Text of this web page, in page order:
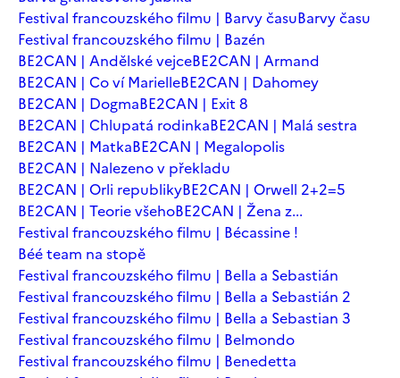
Festival francouzského filmu | Barvy časuBarvy času
Festival francouzského filmu | Bazén
BE2CAN | Andělské vejceBE2CAN | Armand
BE2CAN | Co ví MarielleBE2CAN | Dahomey
BE2CAN | DogmaBE2CAN | Exit 8
BE2CAN | Chlupatá rodinkaBE2CAN | Malá sestra
BE2CAN | MatkaBE2CAN | Megalopolis
BE2CAN | Nalezeno v překladu
BE2CAN | Orli republikyBE2CAN | Orwell 2+2=5
BE2CAN | Teorie všehoBE2CAN | Žena z...
Festival francouzského filmu | Bécassine !
Béé team na stopě
Festival francouzského filmu | Bella a Sebastián
Festival francouzského filmu | Bella a Sebastián 2
Festival francouzského filmu | Bella a Sebastian 3
Festival francouzského filmu | Belmondo
Festival francouzského filmu | Benedetta